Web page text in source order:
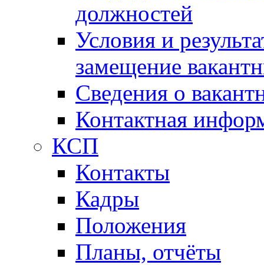
должностей
Условия и
замещение
Сведения о
Контактная
КСП
Контакты
Кадры
Положения
Планы, отчёты